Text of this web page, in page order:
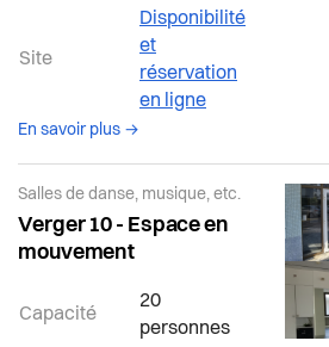
Site
Disponibilité
et
réservation
en ligne
En savoir plus →
Salles de danse, musique, etc.
Verger 10 - Espace en
mouvement
Capacité
20
personnes